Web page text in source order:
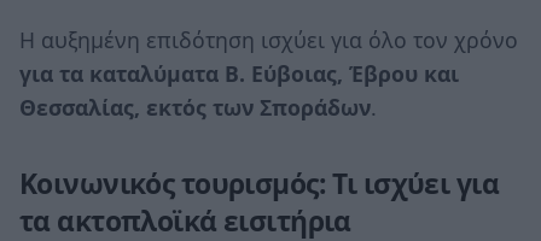
Η αυξημένη επιδότηση ισχύει για όλο τον χρόνο
για τα καταλύματα Β. Εύβοιας, Έβρου και
Θεσσαλίας, εκτός των Σποράδων.
Κοινωνικός τουρισμός: Τι ισχύει για
τα ακτοπλοϊκά εισιτήρια